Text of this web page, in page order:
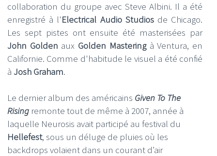
collaboration du groupe avec Steve Albini. Il a été
enregistré à l'Electrical Audio Studiosde Chicago.
Les sept pistes ont ensuite été masterisées par
John Golden aux Golden Masteringà Ventura, en
Californie. Comme d'habitude le visuel a été confié
à Josh Graham.
Le dernier album des américains Given To The
Rising remonte tout de même à 2007, année à
laquelle Neurosis avait participé au festival du
Hellefest, sous un déluge de pluies où les
backdrops volaient dans un courant d’air